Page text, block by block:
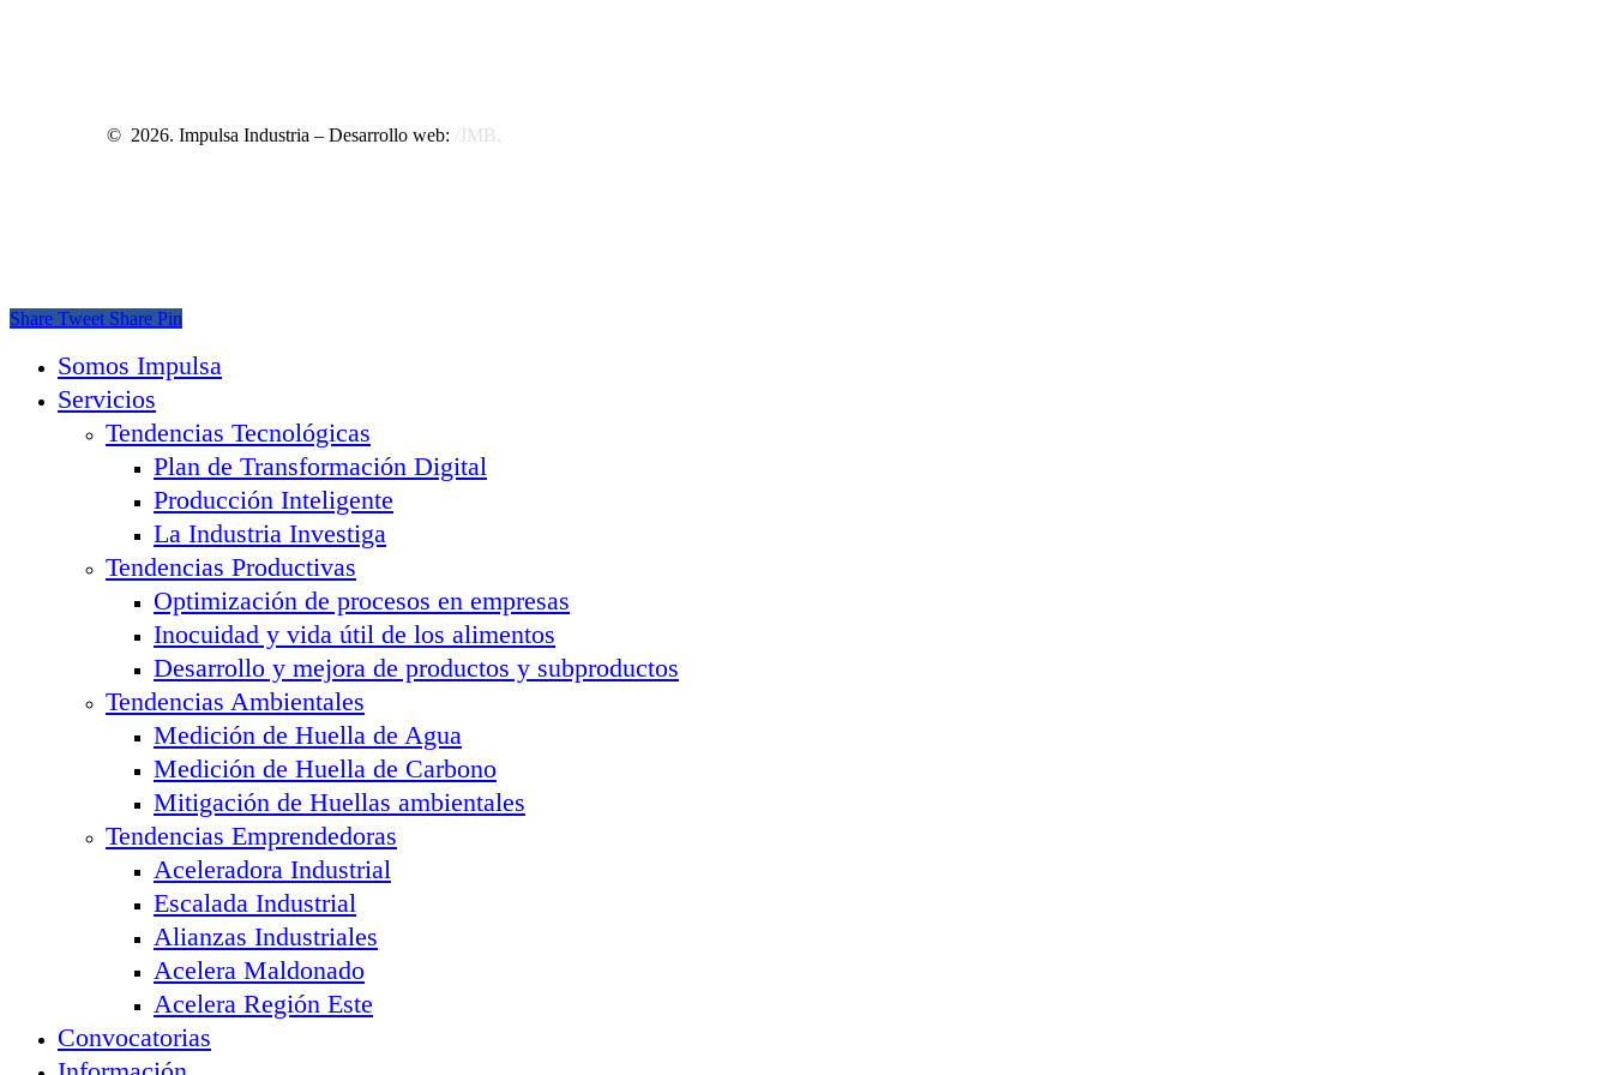
© 2026. Impulsa Industria – Desarrollo web: /JMB
Share Tweet Share Pin
Somos Impulsa
Servicios
Tendencias Tecnológicas
Plan de Transformación Digital
Producción Inteligente
La Industria Investiga
Tendencias Productivas
Optimización de procesos en empresas
Inocuidad y vida útil de los alimentos
Desarrollo y mejora de productos y subproductos
Tendencias Ambientales
Medición de Huella de Agua
Medición de Huella de Carbono
Mitigación de Huellas ambientales
Tendencias Emprendedoras
Aceleradora Industrial
Escalada Industrial
Alianzas Industriales
Acelera Maldonado
Acelera Región Este
Convocatorias